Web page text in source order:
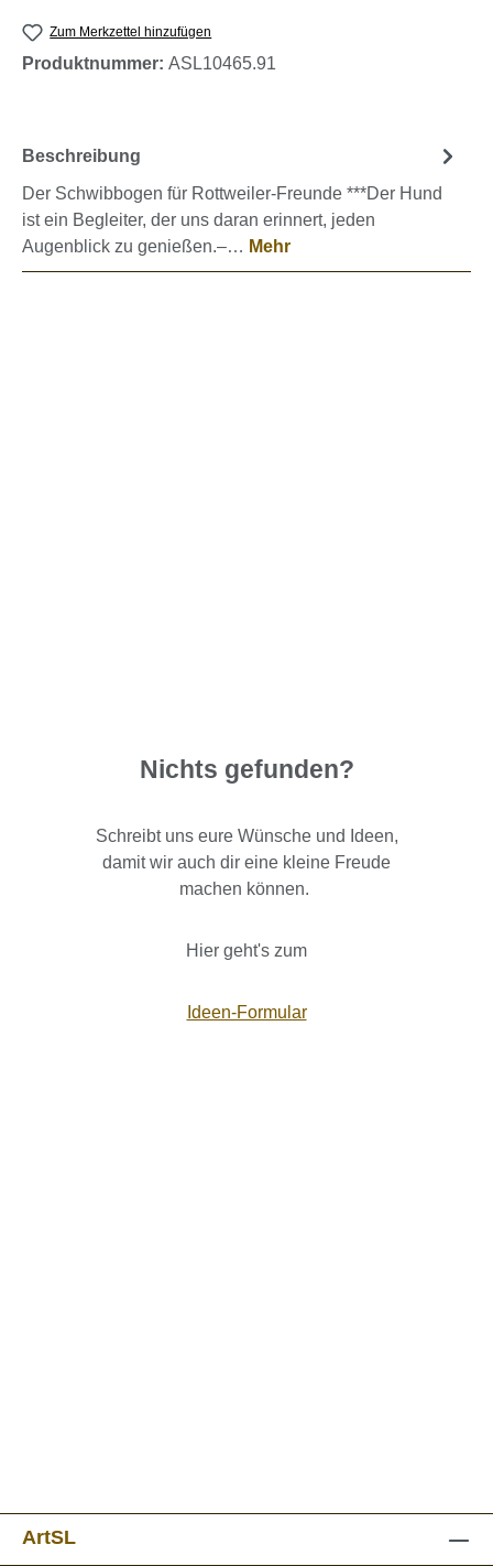
Zum Merkzettel hinzufügen
Produktnummer: ASL10465.91
Beschreibung
Der Schwibbogen für Rottweiler-Freunde ***Der Hund
ist ein Begleiter, der uns daran erinnert, jeden
Augenblick zu genießen.–… Mehr
Nichts gefunden?
Schreibt uns eure Wünsche und Ideen,
damit wir auch dir eine kleine Freude
machen können.
Hier geht's zum
Ideen-Formular
ArtSL